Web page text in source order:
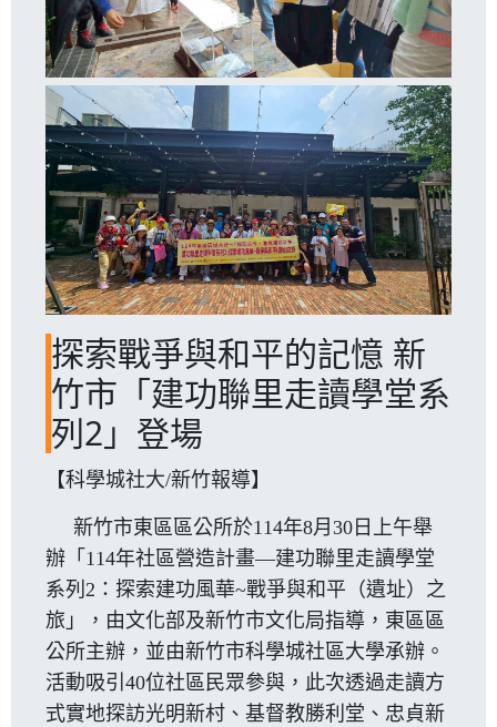
探索戰爭與和平的記憶 新
竹市「建功聯里走讀學堂系
列2」登場
【科學城社大/新竹報導】
新竹市東區區公所於114年8月30日上午舉
辦「114年社區營造計畫—建功聯里走讀學堂
系列2：探索建功風華~戰爭與和平（遺址）之
旅」，由文化部及新竹市文化局指導，東區區
公所主辦，並由新竹市科學城社區大學承辦。
活動吸引40位社區民眾參與，此次透過走讀方
式實地探訪光明新村、基督教勝利堂、忠貞新